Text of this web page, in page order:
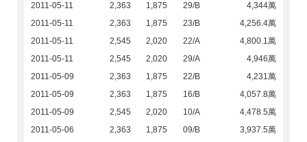
2011-05-11
2,363 1,875 29/B
4,344萬
2011-05-11
2,363 1,875 23/B
4,256.4萬
2011-05-11
2,545 2,020 22/A
4,800.1萬
2011-05-11
2,545 2,020 29/A
4,946萬
2011-05-09
2,363 1,875 22/B
4,231萬
2011-05-09
2,363 1,875 16/B
4,057.8萬
2011-05-09
2,545 2,020 10/A
4,478.5萬
2011-05-06
2,363 1,875 09/B
3,937.5萬